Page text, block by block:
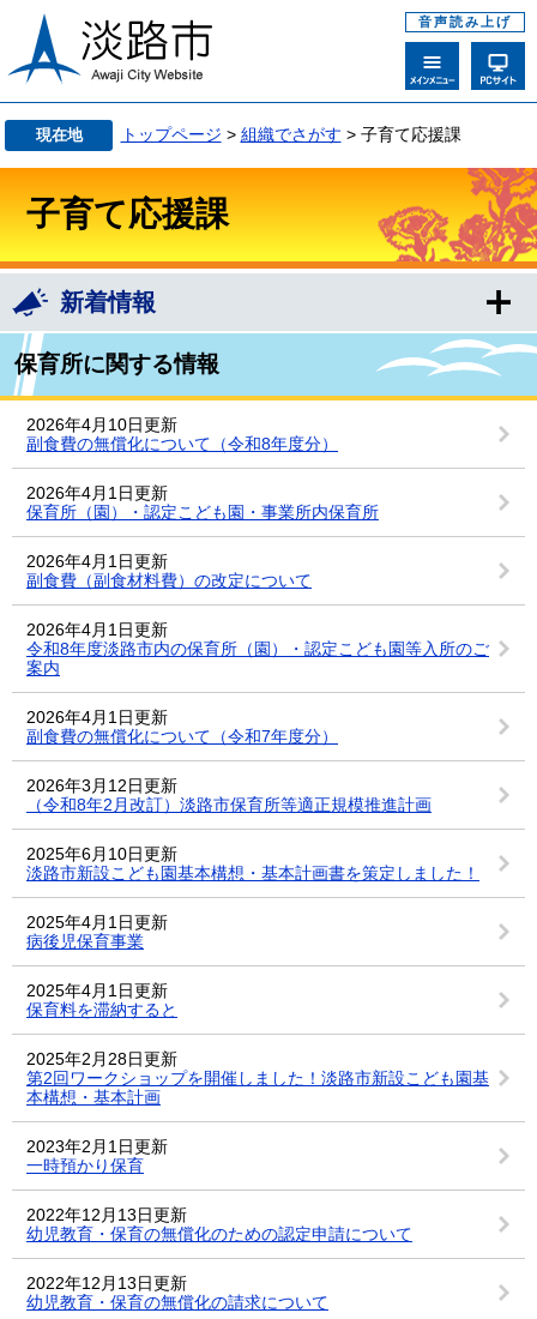
音声読み上げ
現在地 トップページ > 組織でさがす > 子育て応援課
子育て応援課
新着情報
保育所に関する情報
2026年4月10日更新
副食費の無償化について（令和8年度分）
2026年4月1日更新
保育所（園）・認定こども園・事業所内保育所
2026年4月1日更新
副食費（副食材料費）の改定について
2026年4月1日更新
令和8年度淡路市内の保育所（園）・認定こども園等入所のご
案内
2026年4月1日更新
副食費の無償化について（令和7年度分）
2026年3月12日更新
（令和8年2月改訂）淡路市保育所等適正規模推進計画
2025年6月10日更新
淡路市新設こども園基本構想・基本計画書を策定しました！
2025年4月1日更新
病後児保育事業
2025年4月1日更新
保育料を滞納すると
2025年2月28日更新
第2回ワークショップを開催しました！淡路市新設こども園基
本構想・基本計画
2023年2月1日更新
一時預かり保育
2022年12月13日更新
幼児教育・保育の無償化のための認定申請について
2022年12月13日更新
幼児教育・保育の無償化の請求について